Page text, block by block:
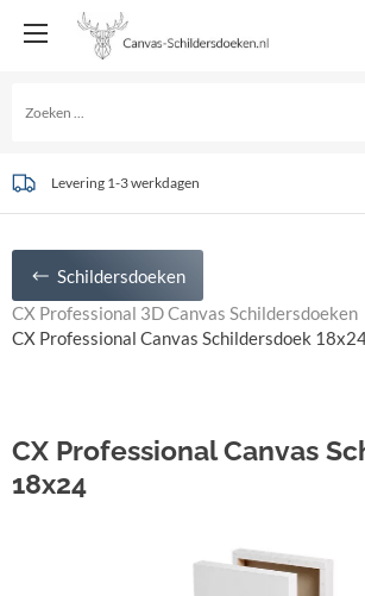
Levering 1-3 werkdagen
Schildersdoeken
CX Professional 3D Canvas Schildersdoeken
CX Professional Canvas Schildersdoek
CX Professional Canvas
18x24